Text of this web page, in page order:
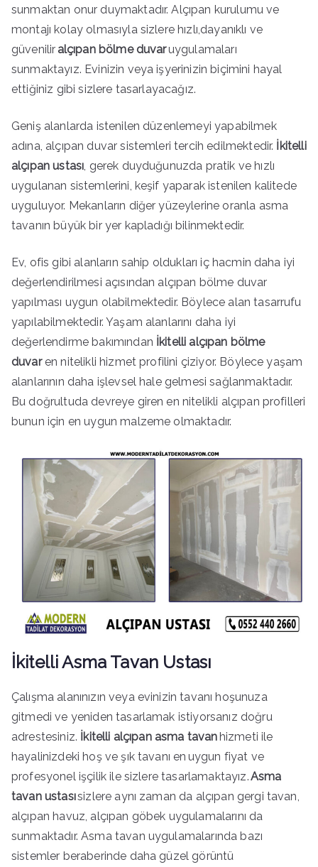
sunmaktan onur duymaktadır. Alçıpan kurulumu ve
montajı kolay olmasıyla sizlere hızlı,dayanıklı ve
güvenilir alçıpan bölme duvaruygulamaları
sunmaktayız. Evinizin veya işyerinizin biçimini hayal
ettiğiniz gibi sizlere tasarlayacağız.
Geniş alanlarda istenilen düzenlemeyi yapabilmek
adına, alçıpan duvar sistemleri tercih edilmektedir. İkitelli
alçıpan ustası , gerek duyduğunuzda pratik ve hızlı
uygulanan sistemlerini, keşif yaparak istenilen kalitede
uyguluyor. Mekanların diğer yüzeylerine oranla asma
tavanın büyük bir yer kapladığı bilinmektedir.
Ev, ofis gibi alanların sahip oldukları iç hacmin daha iyi
değerlendirilmesi açısından alçıpan bölme duvar
yapılması uygun olabilmektedir. Böylece alan tasarrufu
yapılabilmektedir. Yaşam alanlarını daha iyi
değerlendirme bakımından İkitelli alçıpan bölme
duvaren nitelikli hizmet profilini çiziyor. Böylece yaşam
alanlarının daha işlevsel hale gelmesi sağlanmaktadır.
Bu doğrultuda devreye giren en nitelikli alçıpan profilleri
bunun için en uygun malzeme olmaktadır.
İkitelli Asma Tavan Ustası
Çalışma alanınızın veya evinizin tavanı hoşunuza
gitmedi ve yeniden tasarlamak istiyorsanız doğru
adrestesiniz. İkitelli alçıpan asma tavanhizmeti ile
hayalinizdeki hoş ve şık tavanı en uygun fiyat ve
profesyonel işçilik ile sizlere tasarlamaktayız.Asma
tavan ustasısizlere aynı zaman da alçıpan gergi tavan,
alçıpan havuz, alçıpan göbek uygulamalarını da
sunmaktadır. Asma tavan uygulamalarında bazı
sistemler beraberinde daha güzel görüntü